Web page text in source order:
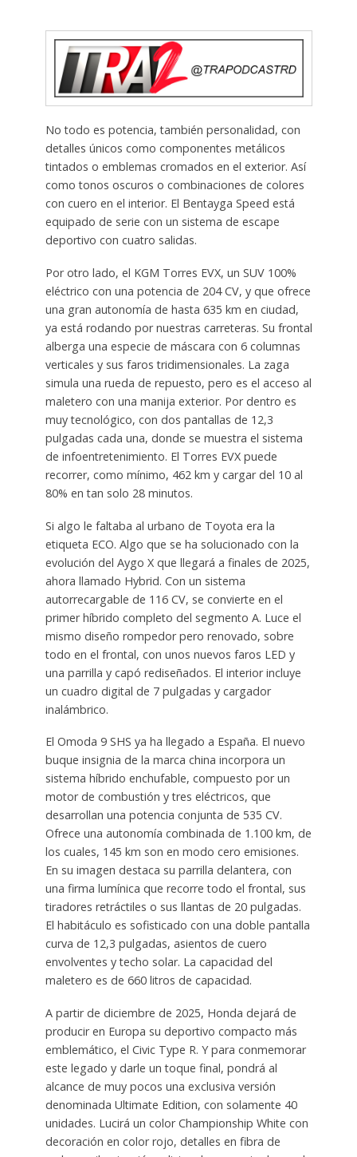
No todo es potencia, también personalidad, con
detalles únicos como componentes metálicos
tintados o emblemas cromados en el exterior. Así
como tonos oscuros o combinaciones de colores
con cuero en el interior. El Bentayga Speed está
equipado de serie con un sistema de escape
deportivo con cuatro salidas.
Por otro lado, el KGM Torres EVX, un SUV 100%
eléctrico con una potencia de 204 CV, y que ofrece
una gran autonomía de hasta 635 km en ciudad,
ya está rodando por nuestras carreteras. Su frontal
alberga una especie de máscara con 6 columnas
verticales y sus faros tridimensionales. La zaga
simula una rueda de repuesto, pero es el acceso al
maletero con una manija exterior. Por dentro es
muy tecnológico, con dos pantallas de 12,3
pulgadas cada una, donde se muestra el sistema
de infoentretenimiento. El Torres EVX puede
recorrer, como mínimo, 462 km y cargar del 10 al
80% en tan solo 28 minutos.
Si algo le faltaba al urbano de Toyota era la
etiqueta ECO. Algo que se ha solucionado con la
evolución del Aygo X que llegará a finales de 2025,
ahora llamado Hybrid. Con un sistema
autorrecargable de 116 CV, se convierte en el
primer híbrido completo del segmento A. Luce el
mismo diseño rompedor pero renovado, sobre
todo en el frontal, con unos nuevos faros LED y
una parrilla y capó rediseñados. El interior incluye
un cuadro digital de 7 pulgadas y cargador
inalámbrico.
El Omoda 9 SHS ya ha llegado a España. El nuevo
buque insignia de la marca china incorpora un
sistema híbrido enchufable, compuesto por un
motor de combustión y tres eléctricos, que
desarrollan una potencia conjunta de 535 CV.
Ofrece una autonomía combinada de 1.100 km, de
los cuales, 145 km son en modo cero emisiones.
En su imagen destaca su parrilla delantera, con
una firma lumínica que recorre todo el frontal, sus
tiradores retráctiles o sus llantas de 20 pulgadas.
El habitáculo es sofisticado con una doble pantalla
curva de 12,3 pulgadas, asientos de cuero
envolventes y techo solar. La capacidad del
maletero es de 660 litros de capacidad.
A partir de diciembre de 2025, Honda dejará de
producir en Europa su deportivo compacto más
emblemático, el Civic Type R. Y para conmemorar
este legado y darle un toque final, pondrá al
alcance de muy pocos una exclusiva versión
denominada Ultimate Edition, con solamente 40
unidades. Lucirá un color Championship White con
decoración en color rojo, detalles en fibra de